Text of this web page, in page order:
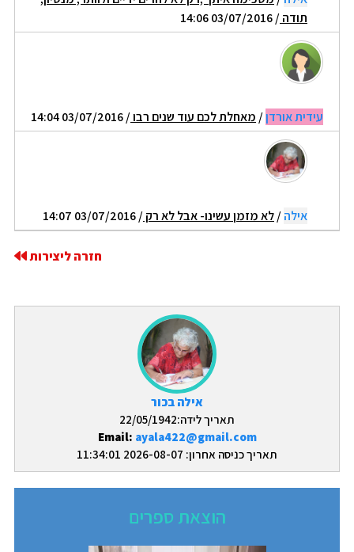
אילה בכור
תאריך לידה:22/05/1942
Email: ayala422@gmail.com
תאריך כניסה אחרון: 2026-08-07 11:34:01
הוצאת ספרים
תודה/ 03/07/2016 14:06
עידית אורדן/ מאחלת לכם עוד שנים רבו/ 03/07/2016 14:04
אילה/לא מזמן עשינו- אבל לא רק/ 03/07/2016 14:07
חזרה ליצירות